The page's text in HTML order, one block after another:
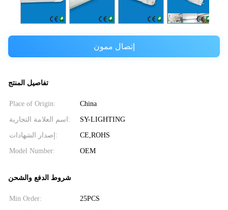
إتصال ممون
تفاصيل المنتج
Place of Origin: China
اسم العلامة التجارية: SY-LIGHTING
إصدار الشهادات: CE,ROHS
Model Number: OEM
شروط الدفع والشحن
Min Order: 25PCS